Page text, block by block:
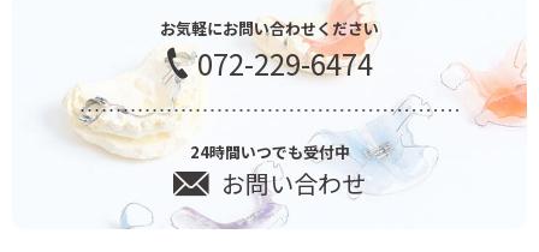
お気軽にお問い合わせください
072-229-6474
24時間いつでも受付中
お問い合わせ